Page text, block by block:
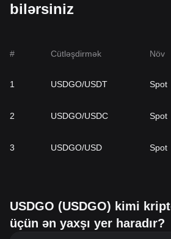
bilərsiniz
# Cütləşdirmək Növ
1 USDGO/USDT Spot
2 USDGO/USDC Spot
3 USDGO/USD Spot
USDGO (USDGO) kimi
üçün ən yaxşı yer haradır?